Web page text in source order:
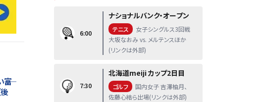
富
6:00
ナショナルバンク・オープン
テニス
女子シングルス3回戦
大坂なおみ vs. メルテンスほか
(リンクは外部)
7:30
北海道meiji カップ2日目
ゴルフ
国内女子 吉澤柚月、
佐藤心結ら出場(リンクは外部)